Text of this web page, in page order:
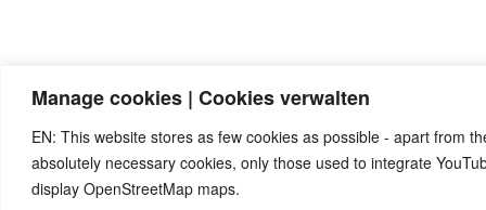
Manage cookies | Cookies verwalten
EN: This website stores as few cookies as possible - apart from
absolutely necessary cookies, only those used to integrate
display OpenStreetMap maps.